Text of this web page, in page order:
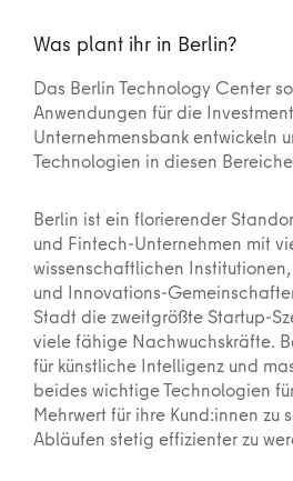
Was plant ihr in Berlin?
Das Berlin Technology Center
Anwendungen für die
Unternehmensbank entwickeln
Technologien in diesen
Berlin ist ein florierender
und Fintech-Unternehmen mit
wissenschaftlichen
und Innovations-
Stadt die zweitgrößte Startup-
viele fähige Nachwuchskräfte.
für künstliche Intelligenz und
beides wichtige Technologien
Mehrwert für ihre Kund:innen zu
Abläufen stetig effizienter zu